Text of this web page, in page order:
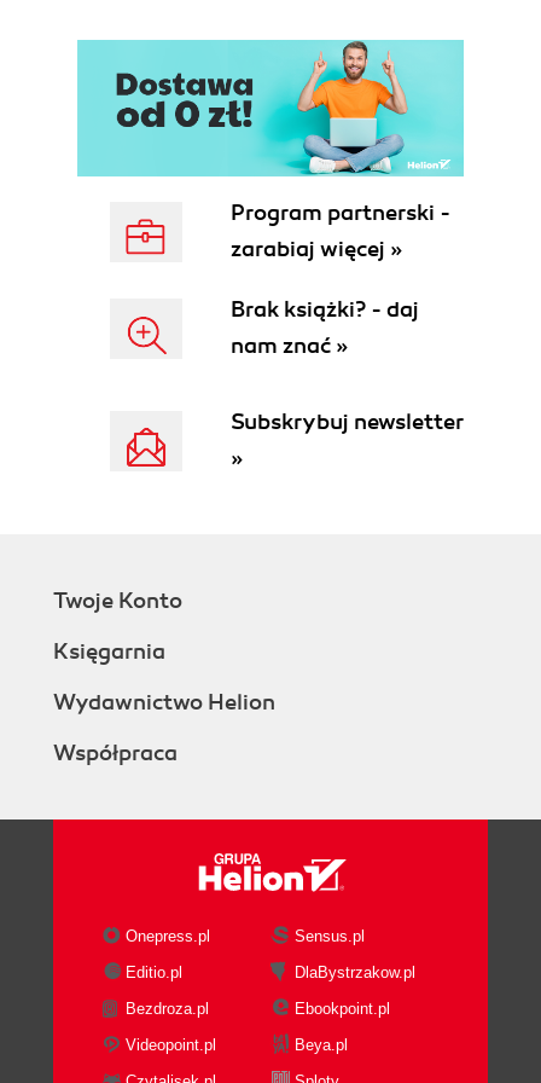
Program partnerski -
zarabiaj więcej »
Brak książki? - daj
nam znać »
Subskrybuj newsletter
»
Twoje Konto
Księgarnia
Wydawnictwo Helion
Współpraca
Onepress.pl
Sensus.pl
Editio.pl
DlaBystrzakow.pl
Bezdroza.pl
Ebookpoint.pl
Videopoint.pl
Beya.pl